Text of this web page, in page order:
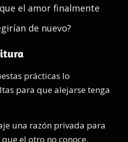
el amor finalmente
de nuevo?
prácticas lo
para que alejarse tenga
una razón privada para
el otro no conoce.